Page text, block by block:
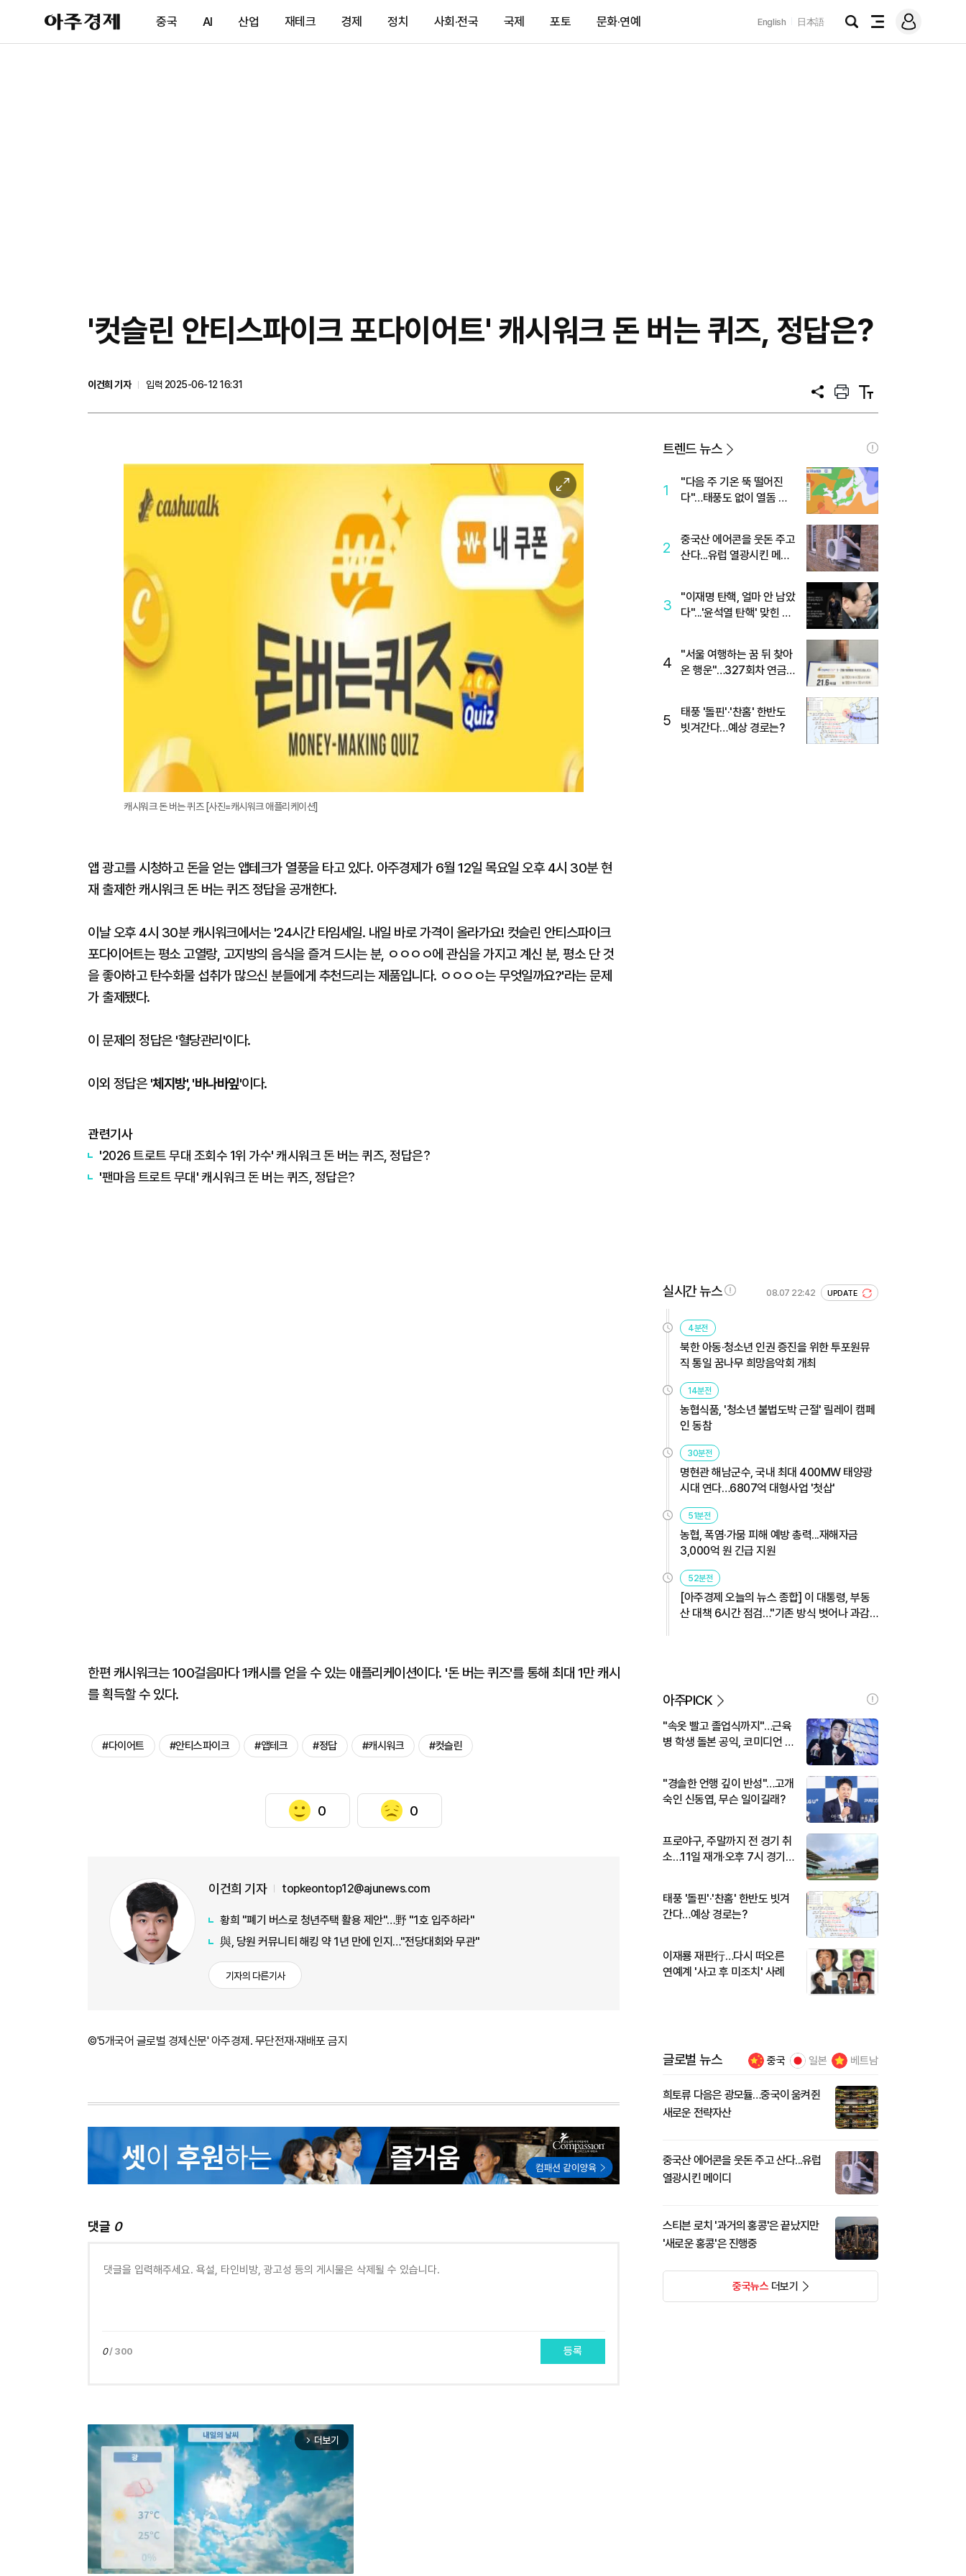
아
주
제
중국 AI 산업 재테크 경제 정치 사회·전국 국제 포토 문화·연예 English 日本語
검
전
메
그
'컷슬린 안티스파이크 포다이어트' 캐시워크 돈 버는 퀴즈, 정답은?
이건희 기자
입력 2025-06-12 16:31
공
프
트
텍
트
이
미
지
대
캐시워크 돈 버는 퀴즈 [사진=캐시워크 애플리케이션]
앱 광고를 시청하고 돈을 얻는 앱테크가 열풍을 타고 있다. 아주경제가 6월 12일 목요일 오후 4시 30분 현
재 출제한 캐시워크 돈 버는 퀴즈 정답을 공개한다.
이날 오후 4시 30분 캐시워크에서는 '24시간 타임세일. 내일 바로 가격이 올라가요! 컷슬린 안티스파이크
포다이어트는 평소 고열랑, 고지방의 음식을 즐겨 드시는 분, ㅇㅇㅇㅇ에 관심을 가지고 계신 분, 평소 단 것
을 좋아하고 탄수화물 섭취가 많으신 분들에게 추천드리는 제품입니다. ㅇㅇㅇㅇ는 무엇일까요?'라는 문제
가 출제됐다.
이 문제의 정답은 '혈당관리'이다.
이외 정답은 '체지방', '바나바잎'이다.
관련기사
'2026 트로트 무대 조회수 1위 가수' 캐시워크 돈 버는 퀴즈, 정답은?
'팬마음 트로트 무대' 캐시워크 돈 버는 퀴즈, 정답은?
한편 캐시워크는 100걸음마다 1캐시를 얻을 수 있는 애플리케이션이다. '돈 버는 퀴즈'를 통해 최대 1만 캐시
를 획득할 수 있다.
#다이어트 #안티스파이크 #앱테크 #정답 #캐시워크 #컷슬린
0 0
이건희 기자 topkeontop12@ajunews.com
황희 "폐기 버스로 청년주택 활용 제안"…野 "1호 입주하라"
與, 당원 커뮤니티 해킹 약 1년 만에 인지…"전당대회와 무관"
기자의 다른기사
©'5개국어 글로벌 경제신문' 아주경제. 무단전재·재배포 금지
댓글 0
0/ 300 등록
arrow_forward_ios 더보기
트렌드 뉴스
1
"다음 주 기온 뚝 떨어진
다"…태풍도 없이 열돔 박
2
중국산 에어콘을 웃돈 주고
산다...유럽 열광시킨 메이
3
"이재명 탄핵, 얼마 안 남았
다"...'윤석열 탄핵' 맞힌 무
4
"서울 여행하는 꿈 뒤 찾아
온 행운"…327회차 연금
5
태풍 '돌핀'·'찬홈' 한반도
빗겨간다…예상 경로는?
실시간 뉴스 08.07 22:42 UPDATE
4분전
북한 아동·청소년 인권 증진을 위한 투포원뮤
직 통일 꿈나무 희망음악회 개최
14분전
농협식품, '청소년 불법도박 근절' 릴레이 캠페
인 동참
30분전
명현관 해남군수, 국내 최대 400MW 태양광
시대 연다…6807억 대형사업 '첫삽'
51분전
농협, 폭염·가뭄 피해 예방 총력...재해자금
3,000억 원 긴급 지원
52분전
[아주경제 오늘의 뉴스 종합] 이 대통령, 부동
산 대책 6시간 점검…"기존 방식 벗어나 과감
아주PICK
"속옷 빨고 졸업식까지"…근육
병 학생 돌본 공익, 코미디언 김
"경솔한 언행 깊이 반성"…고개
숙인 신동엽, 무슨 일이길래?
프로야구, 주말까지 전 경기 취
소…11일 재개·오후 7시 경기
태풍 '돌핀'·'찬홈' 한반도 빗겨
간다…예상 경로는?
이재룡 재판行…다시 떠오른
연예계 '사고 후 미조치' 사례
글로벌 뉴스 중국 일본 베트남
희토류 다음은 광모듈…중국이 움켜쥔
새로운 전략자산
중국산 에어콘을 웃돈 주고 산다...유럽
열광시킨 메이디
스티븐 로치 '과거의 홍콩'은 끝났지만
'새로운 홍콩'은 진행중
중국뉴스더보기